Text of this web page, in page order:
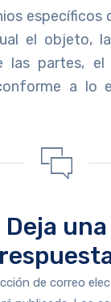
específicos
el objeto,
las partes,
a lo
Deja una
de correo